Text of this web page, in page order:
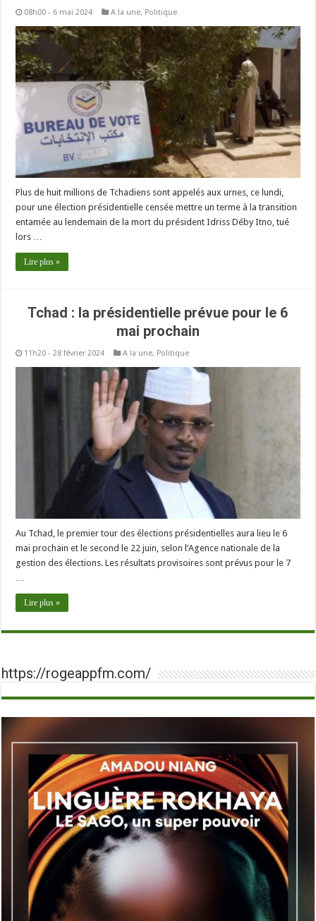
08h00 - 6 mai 2024 A la une, Politique
Plus de huit millions de Tchadiens sont appelés aux urnes, ce lundi,
pour une élection présidentielle censée mettre un terme à la transition
entamée au lendemain de la mort du président Idriss Déby Itno, tué
lors …
Lire plus »
Tchad : la présidentielle prévue pour le 6
mai prochain
11h20 - 28 février 2024 A la une, Politique
Au Tchad, le premier tour des élections présidentielles aura lieu le 6
mai prochain et le second le 22 juin, selon l’Agence nationale de la
gestion des élections. Les résultats provisoires sont prévus pour le 7
…
Lire plus »
https://rogeappfm.com/